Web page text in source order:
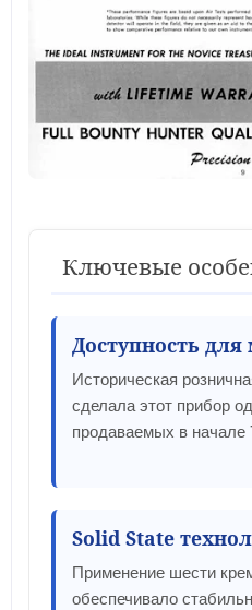
Ключевые
Доступность для
Историческая
сделала этот прибор
продаваемых в начале
Solid State
Применение шести
обеспечивало